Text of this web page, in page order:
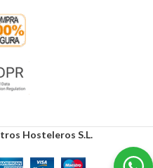
Hosteleros S.L.